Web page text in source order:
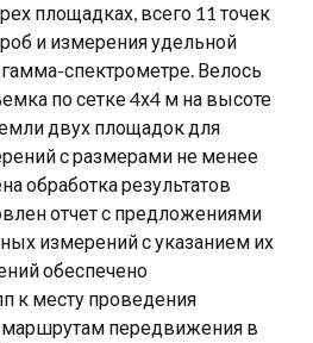
площадках, всего 11 точек
и измерения удельной
спектрометре. Велось
по сетке 4х4 м на высоте
двух площадок для
с размерами не менее
​​обработка результатов
отчет с предложениями
измерений с указанием их
обеспечено
к месту проведения
маршрутам передвижения в